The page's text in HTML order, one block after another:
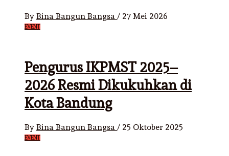
By Bina Bangun Bangsa / 27 Mei 2026
EVENT
Pengurus IKPMST 2025–
2026 Resmi Dikukuhkan di
Kota Bandung
By Bina Bangun Bangsa / 25 Oktober 2025
EVENT